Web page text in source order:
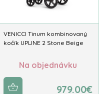
VENICCI Tinum kombinovaný
kočík UPLINE 2 Stone Beige
Na objednávku
979.00€